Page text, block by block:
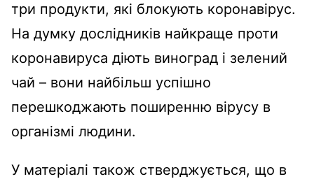
три продукти, які блокують коронавірус.
На думку дослідників найкраще проти
коронавируса діють виноград і зелений
чай – вони найбільш успішно
перешкоджають поширенню вірусу в
організмі людини.
У матеріалі також стверджується, що в